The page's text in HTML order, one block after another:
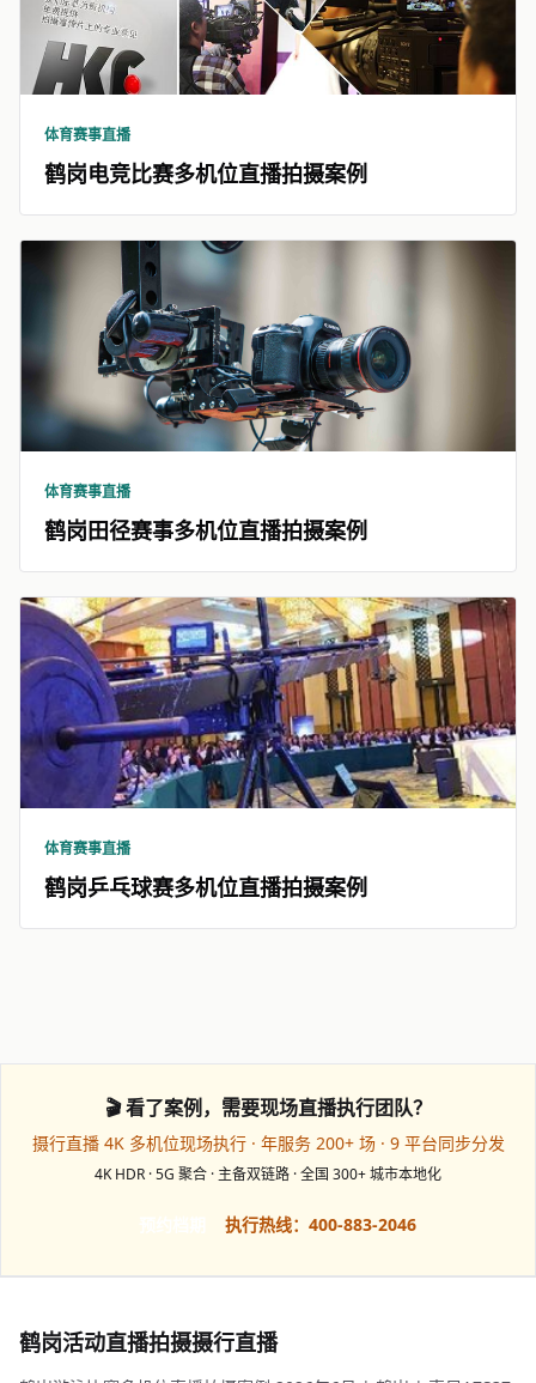
体育赛事直播
鹤岗电竞比赛多机位直播拍摄案例
体育赛事直播
鹤岗田径赛事多机位直播拍摄案例
体育赛事直播
鹤岗乒乓球赛多机位直播拍摄案例
🎬 看了案例，需要现场直播执行团队？
摄行直播 4K 多机位现场执行 · 年服务 200+ 场 · 9 平台同步分发
4K HDR · 5G 聚合 · 主备双链路 · 全国 300+ 城市本地化
执行热线：400-883-2046
鹤岗活动直播拍摄摄行直播